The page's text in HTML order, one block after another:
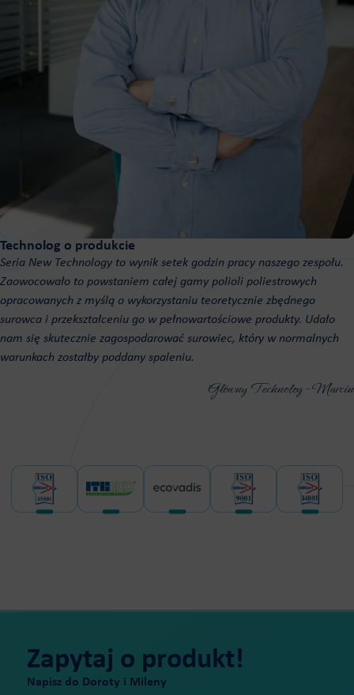
Technolog o produkcie
Seria New Technology to wynik setek godzin pracy naszego zespołu.
Zaowocowało to powstaniem całej gamy polioli poliestrowych
opracowanych z myślą o wykorzystaniu teoretycznie zbędnego
surowca i przekształceniu go w pełnowartościowe produkty. Udało
nam się skutecznie zagospodarować surowiec, który w normalnych
warunkach zostałby poddany spaleniu.
Główny Technolog - Marcin
Zapytaj o produkt!
Napisz do Doroty i Mileny